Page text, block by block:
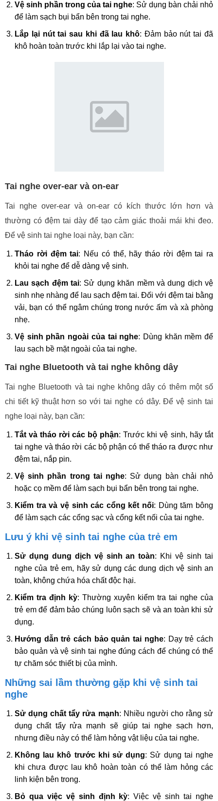
Vệ sinh phần trong của tai nghe: Sử dụng bàn chải nhỏ
để làm sạch bụi bẩn bên trong tai nghe.
Lắp lại nút tai sau khi đã lau khô: Đảm bảo nút tai đã
khô hoàn toàn trước khi lắp lại vào tai nghe.
Tai nghe over-ear và on-ear
Tai nghe over-ear và on-ear có kích thước lớn hơn và
thường có đệm tai dày để tạo cảm giác thoải mái khi đeo.
Để vệ sinh tai nghe loại này, bạn cần:
Tháo rời đệm tai: Nếu có thể, hãy tháo rời đệm tai ra
khỏi tai nghe để dễ dàng vệ sinh.
Lau sạch đệm tai: Sử dụng khăn mềm và dung dịch vệ
sinh nhẹ nhàng để lau sạch đệm tai. Đối với đệm tai bằng
vải, bạn có thể ngâm chúng trong nước ấm và xà phòng
nhẹ.
Vệ sinh phần ngoài của tai nghe: Dùng khăn mềm để
lau sạch bề mặt ngoài của tai nghe.
Tai nghe Bluetooth và tai nghe không dây
Tai nghe Bluetooth và tai nghe không dây có thêm một số
chi tiết kỹ thuật hơn so với tai nghe có dây. Để vệ sinh tai
nghe loại này, bạn cần:
Tắt và tháo rời các bộ phận: Trước khi vệ sinh, hãy tắt
tai nghe và tháo rời các bộ phận có thể tháo ra được như
đệm tai, nắp pin.
Vệ sinh phần trong tai nghe: Sử dụng bàn chải nhỏ
hoặc cọ mềm để làm sạch bụi bẩn bên trong tai nghe.
Kiểm tra và vệ sinh các cổng kết nối: Dùng tăm bông
để làm sạch các cổng sạc và cổng kết nối của tai nghe.
Lưu ý khi vệ sinh tai nghe của trẻ em
Sử dụng dung dịch vệ sinh an toàn: Khi vệ sinh tai
nghe của trẻ em, hãy sử dụng các dung dịch vệ sinh an
toàn, không chứa hóa chất độc hại.
Kiểm tra định kỳ: Thường xuyên kiểm tra tai nghe của
trẻ em để đảm bảo chúng luôn sạch sẽ và an toàn khi sử
dụng.
Hướng dẫn trẻ cách bảo quản tai nghe: Dạy trẻ cách
bảo quản và vệ sinh tai nghe đúng cách để chúng có thể
tự chăm sóc thiết bị của mình.
Những sai lầm thường gặp khi vệ sinh tai
nghe
Sử dụng chất tẩy rửa mạnh: Nhiều người cho rằng sử
dụng chất tẩy rửa mạnh sẽ giúp tai nghe sạch hơn,
nhưng điều này có thể làm hỏng vật liệu của tai nghe.
Không lau khô trước khi sử dụng: Sử dụng tai nghe
khi chưa được lau khô hoàn toàn có thể làm hỏng các
linh kiện bên trong.
Bỏ qua việc vệ sinh định kỳ: Việc vệ sinh tai nghe